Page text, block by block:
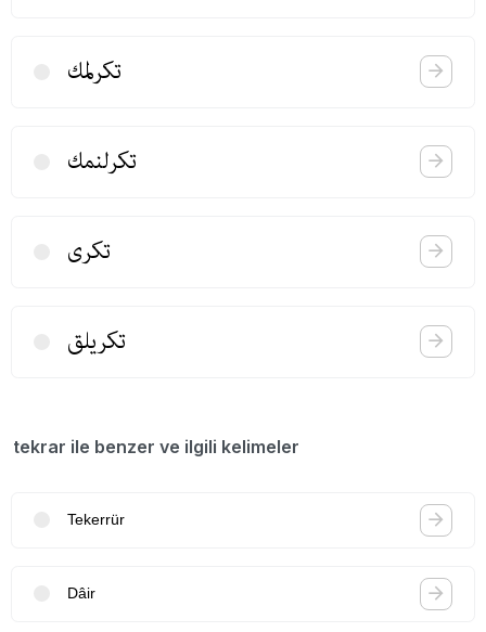
تكرلمك
تكرلنمك
تكری
تكریلق
tekrar ile benzer ve ilgili kelimeler
Tekerrür
Dâir